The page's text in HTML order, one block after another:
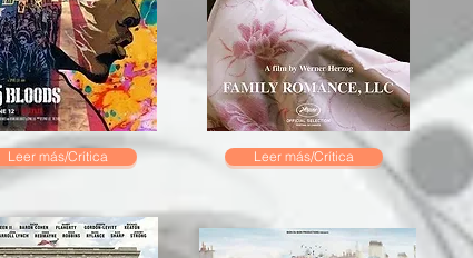
Leer más/Crítica Leer más/Crítica